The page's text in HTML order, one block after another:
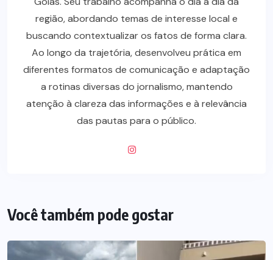
região, abordando temas de interesse local e
buscando contextualizar os fatos de forma clara.
Ao longo da trajetória, desenvolveu prática em
diferentes formatos de comunicação e adaptação
a rotinas diversas do jornalismo, mantendo
atenção à clareza das informações e à relevância
das pautas para o público.
Você também pode gostar